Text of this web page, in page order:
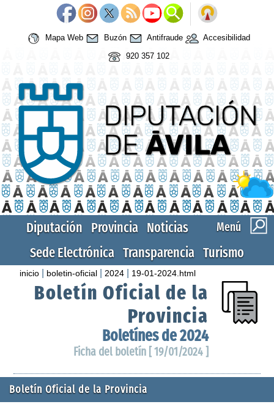
Mapa Web Buzón Antifraude
Accesibilidad
920 357 102
Menú
Diputación Provincia Noticias
Sede Electrónica Transparencia Turismo
inicio boletin-oficial 2024 19-01-2024.html
Boletín Oficial de la
Provincia
Boletínes de 2024
Ficha del boletín [ 19/01/2024 ]
Boletín Oficial de la Provincia